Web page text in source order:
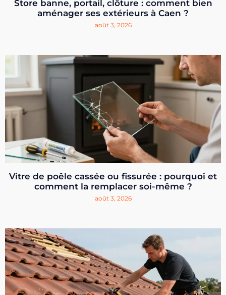
Store banne, portail, clôture : comment bien
aménager ses extérieurs à Caen ?
août 3, 2026
Vitre de poêle cassée ou fissurée : pourquoi et
comment la remplacer soi-même ?
août 3, 2026